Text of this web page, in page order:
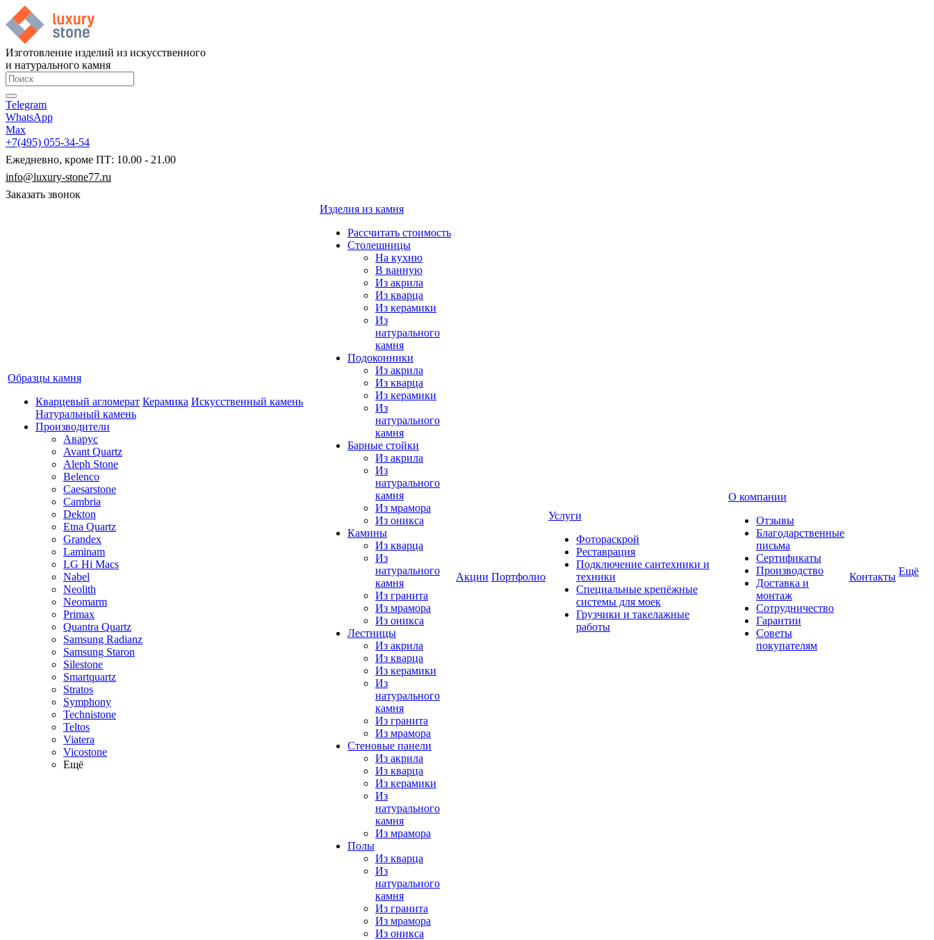
Изготовление изделий из искусственного
и натурального камня
Telegram
WhatsApp
Max
+7(495) 055-34-54
Ежедневно, кроме ПТ: 10.00 - 21.00
info@luxury-stone77.ru
Заказать звонок
Образцы камня
Кварцевый агломерат Керамика Искусственный камень
Натуральный камень
Производители
Аварус
Avant Quartz
Aleph Stone
Belenco
Caesarstone
Cambria
Dekton
Etna Quartz
Grandex
Laminam
LG Hi Macs
Nabel
Neolith
Neomarm
Primax
Quantra Quartz
Samsung Radianz
Samsung Staron
Silestone
Smartquartz
Stratos
Symphony
Technistone
Teltos
Viatera
Vicostone
Ещё
Изделия из камня
Рассчитать стоимость
Столешницы
На кухню
В ванную
Из акрила
Из кварца
Из керамики
Из
натурального
камня
Подоконники
Из акрила
Из кварца
Из керамики
Из
натурального
камня
Барные стойки
Из акрила
Из
натурального
камня
Из мрамора
Из оникса
Камины
Из кварца
Из
натурального
камня
Из гранита
Из мрамора
Из оникса
Лестницы
Из акрила
Из кварца
Из керамики
Из
натурального
камня
Из гранита
Из мрамора
Стеновые панели
Из акрила
Из кварца
Из керамики
Из
натурального
камня
Из мрамора
Полы
Из кварца
Из
натурального
камня
Из гранита
Из мрамора
Из оникса
Акции Портфолио
Услуги
Фотораскрой
Реставрация
Подключение сантехники и
техники
Специальные крепёжные
системы для моек
Грузчики и такелажные
работы
О компании
Отзывы
Благодарственные
письма
Сертификаты
Производство
Доставка и
монтаж
Сотрудничество
Гарантии
Советы
покупателям
Контакты Ещё